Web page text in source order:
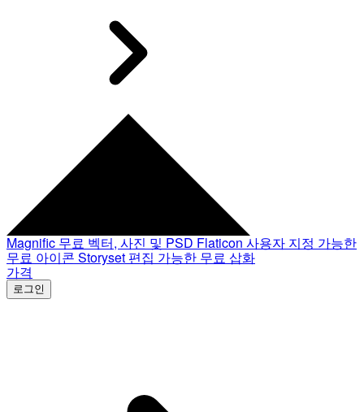
Magnific 무료 벡터, 사진 및 PSD Flaticon 사용자 지정 가능한
무료 아이콘 Storyset 편집 가능한 무료 삽화
가격
로그인